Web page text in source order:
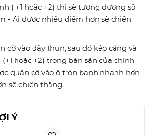
( +1 hoặc +2) thì sẽ tương đương số
- Ai được nhiều điểm hơn sẽ chiến
cờ vào dây thun, sau đó kéo căng và
hoặc +2) trong bàn sân của chính
quân cờ vào ô tròn banh nhanh hơn
sẽ chiến thắng.
Ý